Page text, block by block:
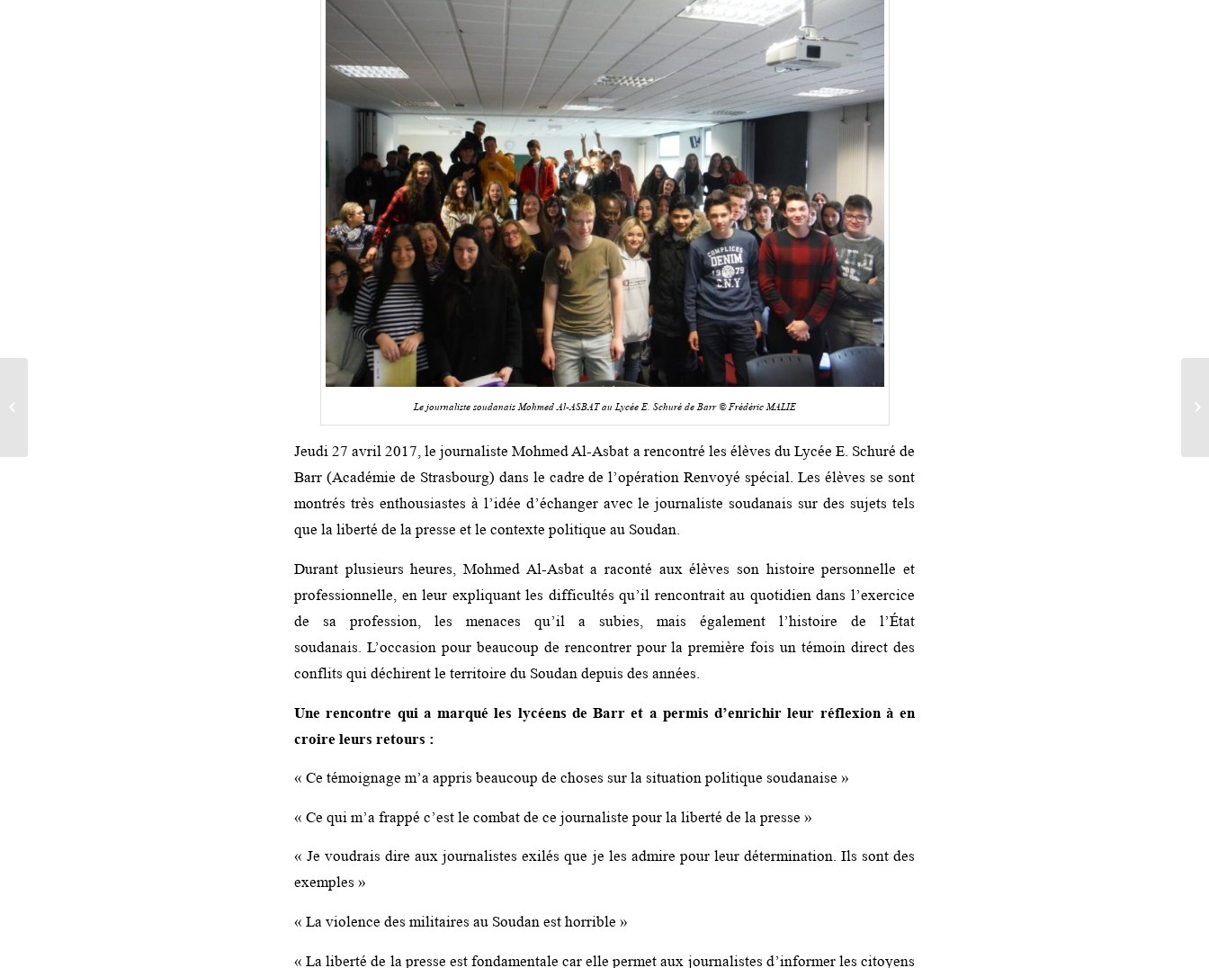
Le journaliste soudanais Mohmed Al-ASBAT au Lycée E. Schuré de Barr © Frédéric MALIE
Jeudi 27 avril 2017, le journaliste Mohmed Al-Asbat a rencontré les élèves du Lycée E. Schuré de
Barr (Académie de Strasbourg) dans le cadre de l’opération Renvoyé spécial. Les élèves se sont
montrés très enthousiastes à l’idée d’échanger avec le journaliste soudanais sur des sujets tels
que la liberté de la presse et le contexte politique au Soudan.
Durant plusieurs heures, Mohmed Al-Asbat a raconté aux élèves son histoire personnelle et
professionnelle, en leur expliquant les difficultés qu’il rencontrait au quotidien dans l’exercice
de sa profession, les menaces qu’il a subies, mais également l’histoire de l’État
soudanais. L’occasion pour beaucoup de rencontrer pour la première fois un témoin direct des
conflits qui déchirent le territoire du Soudan depuis des années.
Une rencontre qui a marqué les lycéens de Barr et a permis d’enrichir leur réflexion à en
croire leurs retours :
« Ce témoignage m’a appris beaucoup de choses sur la situation politique soudanaise »
« Ce qui m’a frappé c’est le combat de ce journaliste pour la liberté de la presse »
« Je voudrais dire aux journalistes exilés que je les admire pour leur détermination. Ils sont des
exemples »
« La violence des militaires au Soudan est horrible »
« La liberté de la presse est fondamentale car elle permet aux journalistes d’informer les citoyens